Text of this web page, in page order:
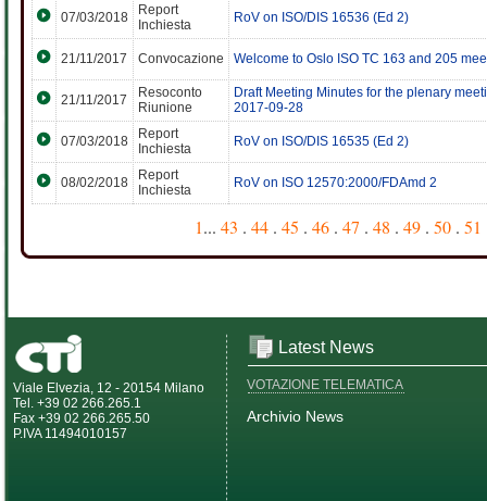
07/03/2018
Report
Inchiesta
RoV on ISO/DIS 16536 (Ed 2)
21/11/2017 Convocazione Welcome to Oslo ISO TC 163 and 205
21/11/2017
Resoconto
Riunione
Draft Meeting Minutes for the plenary
2017-09-28
07/03/2018
Report
Inchiesta
RoV on ISO/DIS 16535 (Ed 2)
08/02/2018
Report
Inchiesta
RoV on ISO 12570:2000/FDAmd 2
1... 43 . 44 . 45 . 46 . 47 . 48 . 49 . 50 . 51
Viale Elvezia, 12 - 20154 Milano
Tel. +39 02 266.265.1
Fax +39 02 266.265.50
P.IVA 11494010157
Latest News
VOTAZIONE TELEMATICA
Archivio News